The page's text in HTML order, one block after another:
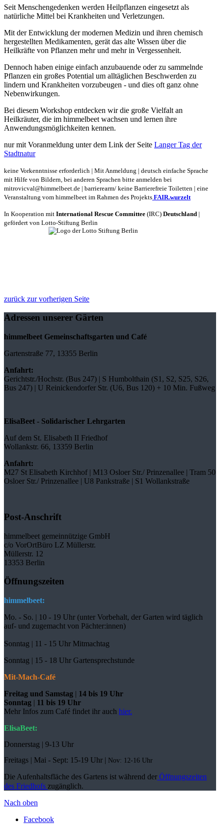
Seit Menschengedenken werden Heilpflanzen eingesetzt als
natürliche Mittel bei Krankheiten und Verletzungen.
Mit der Entwicklung der modernen Medizin und ihren chemisch
hergestellten Medikamenten, gerät das alte Wissen über die
Heilkräfte von Pflanzen mehr und mehr in Vergessenheit.
Dennoch haben einige einfach anzubauende oder zu sammelnde
Pflanzen ein großes Potential um alltäglichen Beschwerden zu
lindern und Krankheiten vorzubeugen - und dies oft ganz ohne
Nebenwirkungen.
Bei diesem Workshop entdecken wir die große Vielfalt an
Heilkräuter, die im himmelbeet wachsen und lernen ihre
Anwendungsmöglichkeiten kennen.
nur mit Voranmeldung unter dem Link der Seite Langer Tag der
Stadtnatur
keine Vorkenntnisse erforderlich | Mit Anmeldung | deutsch einfache Sprache
mit Hilfe von Bildern, bei anderen Sprachen bitte anmelden bei
mitrovicval@himmelbeet.de | barrierearm/ keine Barrierefreie Toiletten | eine
Veranstaltung vom himmelbeet im Rahmen des Projekts FAIR.wurzelt
In Kooperation mit International Rescue Committee (IRC) Deutschland |
gefördert von Lotto-Stiftung Berlin
zurück zur vorherigen Seite
Adressen unserer Gärten
himmelbeet Gemeinschaftsgarten und Café
Gartenstraße 77, 13355 Berlin
Anfahrt:
Gerichtstr./Hochstr. (Bus 247) | S Humbolthain (S1, S2, S25, S26,
Bus 247) | U Reinickendorfer Str. (U6, Bus 120) + 10 Min. Fußweg
ElisaBeet - Solidarischer Lehrgarten
Auf dem St. Elisabeth II Friedhof
Wollankstr. 66, 13359 Berlin
Anfahrt:
M27 St Elisabeth Kirchhof | M13 Osloer Str./ Prinzenallee | Tram 50
Osloer Str./ Prinzenallee | U8 Pankstraße | S1 Wollankstraße
Post-Anschrift
himmelbeet gemeinnützige GmbH
c/o VorOrtBüro LZ Müllerstr.
Müllerstr. 12
13353 Berlin
Öffnungszeiten
himmelbeet:
Mo. - So. | 10 - 19 Uhr (unter Vorbehalt, der Garten wird täglich
auf- und zugemacht von Pächter:innen)
Sonntag | 11 - 15 Uhr Mitmachtag
Sonntag | 15 - 18 Uhr Gartensprechstunde
Mit-Mach-Café
Freitag und Samstag | 14 bis 19 Uhr
Sonntag | 11 bis 19 Uhr
Mehr Infos zum Café findet ihr auch hier.
ElisaBeet:
Donnerstag | 9-13 Uhr
Freitags | Mai - Sept: 15-19 Uhr | Nov: 12-16 Uhr
Die Aufenhaltsfläche des Gartens ist während der Öffnungszeiten
des Friedhofs zugänglich.
Nach oben
Facebook